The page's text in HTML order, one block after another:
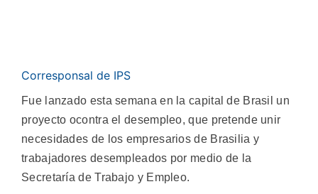
Corresponsal de IPS
Fue lanzado esta semana en la capital de Brasil un
proyecto ocontra el desempleo, que pretende unir
necesidades de los empresarios de Brasilia y
trabajadores desempleados por medio de la
Secretaría de Trabajo y Empleo.